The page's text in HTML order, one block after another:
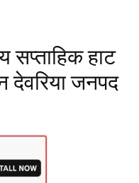
सप्ताहिक हाट
जनपद